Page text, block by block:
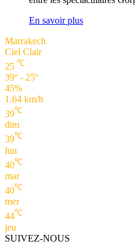
En savoir plus
Marrakech
Ciel Clair
25 ℃
39º - 25º
45%
1.64 km/h
39℃
dim
39℃
lun
40℃
mar
40℃
mer
44℃
jeu
SUIVEZ-NOUS